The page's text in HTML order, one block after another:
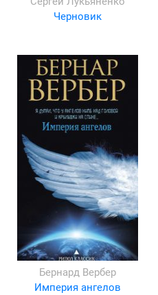
Черновик
Бернард Вербер
Империя ангелов